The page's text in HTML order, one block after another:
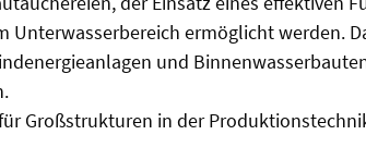
ermöglicht werden.
und
Großstrukturen in der